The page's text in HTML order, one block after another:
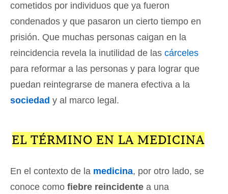
cometidos por individuos que ya fueron
condenados y que pasaron un cierto tiempo en
prisión. Que muchas personas caigan en la
reincidencia revela la inutilidad de las cárceles
para reformar a las personas y para lograr que
puedan reintegrarse de manera efectiva a la
sociedad y al marco legal.
EL TÉRMINO EN LA MEDICINA
En el contexto de la medicina, por otro lado, se
conoce como fiebre reincidente a una